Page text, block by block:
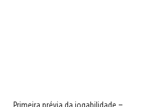
Primeira prévia da jogabilidade –